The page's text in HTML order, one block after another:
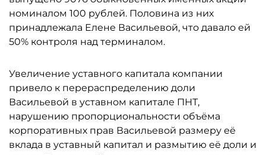
номиналом 100 рублей. Половина из них
принадлежала Елене Васильевой, что давало ей
50% контроля над терминалом.
Увеличение уставного капитала компании
привело к перераспределению доли
Васильевой в уставном капитале ПНТ,
нарушению пропорциональности объёма
корпоративных прав Васильевой размеру её
вклада в уставный капитал и размытию её доли и